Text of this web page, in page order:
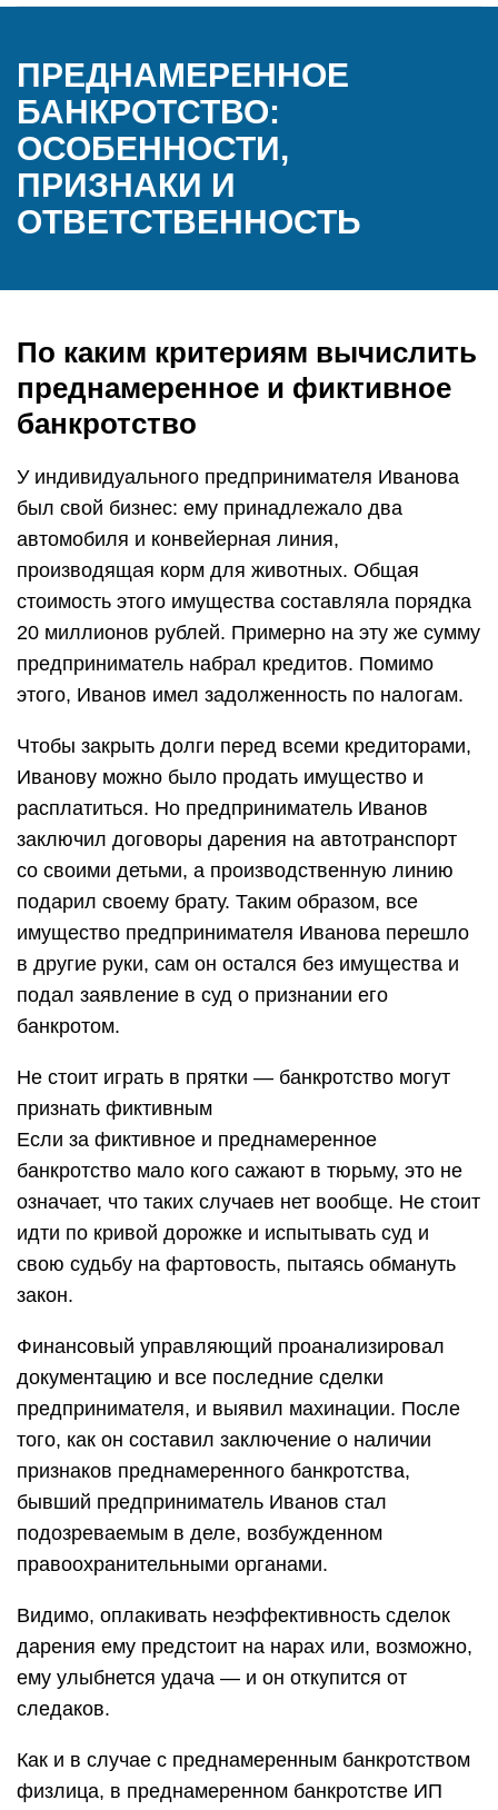
ПРЕДНАМЕРЕННОЕ
БАНКРОТСТВО:
ОСОБЕННОСТИ,
ПРИЗНАКИ И
ОТВЕТСТВЕННОСТЬ
По каким критериям вычислить
преднамеренное и фиктивное
банкротство
У индивидуального предпринимателя Иванова
был свой бизнес: ему принадлежало два
автомобиля и конвейерная линия,
производящая корм для животных. Общая
стоимость этого имущества составляла порядка
20 миллионов рублей. Примерно на эту же сумму
предприниматель набрал кредитов. Помимо
этого, Иванов имел задолженность по налогам.
Чтобы закрыть долги перед всеми кредиторами,
Иванову можно было продать имущество и
расплатиться. Но предприниматель Иванов
заключил договоры дарения на автотранспорт
со своими детьми, а производственную линию
подарил своему брату. Таким образом, все
имущество предпринимателя Иванова перешло
в другие руки, сам он остался без имущества и
подал заявление в суд о признании его
банкротом.
Не стоит играть в прятки — банкротство могут
признать фиктивным
Если за фиктивное и преднамеренное
банкротство мало кого сажают в тюрьму, это не
означает, что таких случаев нет вообще. Не стоит
идти по кривой дорожке и испытывать суд и
свою судьбу на фартовость, пытаясь обмануть
закон.
Финансовый управляющий проанализировал
документацию и все последние сделки
предпринимателя, и выявил махинации. После
того, как он составил заключение о наличии
признаков преднамеренного банкротства,
бывший предприниматель Иванов стал
подозреваемым в деле, возбужденном
правоохранительными органами.
Видимо, оплакивать неэффективность сделок
дарения ему предстоит на нарах или, возможно,
ему улыбнется удача — и он откупится от
следаков.
Как и в случае с преднамеренным банкротством
физлица, в преднамеренном банкротстве ИП